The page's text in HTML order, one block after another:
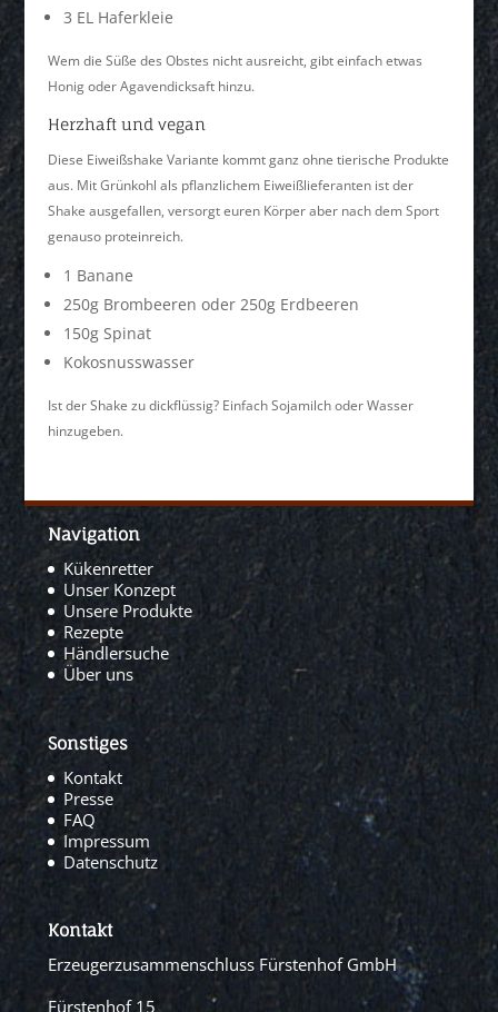
3 EL Haferkleie
Wem die Süße des Obstes nicht ausreicht, gibt einfach etwas
Honig oder Agavendicksaft hinzu.
Herzhaft und vegan
Diese Eiweißshake Variante kommt ganz ohne tierische Produkte
aus. Mit Grünkohl als pflanzlichem Eiweißlieferanten ist der
Shake ausgefallen, versorgt euren Körper aber nach dem Sport
genauso proteinreich.
1 Banane
250g Brombeeren oder 250g Erdbeeren
150g Spinat
Kokosnusswasser
Ist der Shake zu dickflüssig? Einfach Sojamilch oder Wasser
hinzugeben.
Navigation
Kükenretter
Unser Konzept
Unsere Produkte
Rezepte
Händlersuche
Über uns
Sonstiges
Kontakt
Presse
FAQ
Impressum
Datenschutz
Kontakt
Erzeugerzusammenschluss Fürstenhof GmbH
Fürstenhof 15